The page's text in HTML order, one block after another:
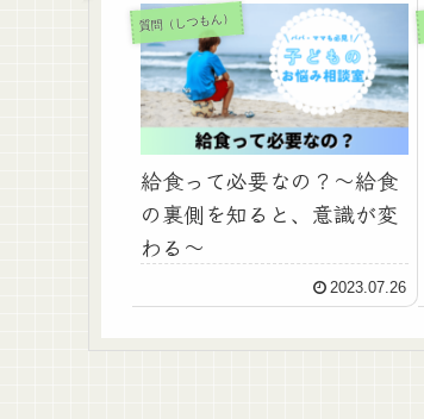
質問（しつもん）
給食って必要なの？～給食
の裏側を知ると、意識が変
わる～
2023.07.26